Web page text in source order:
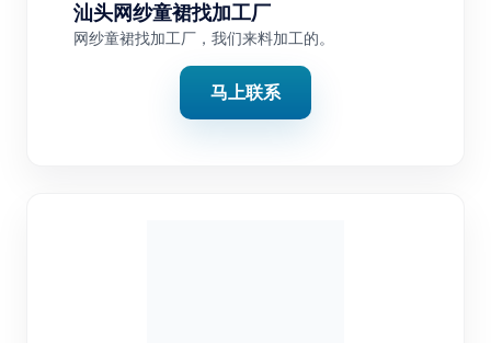
汕头网纱童裙找加工厂
网纱童裙找加工厂，我们来料加工的。
马上联系